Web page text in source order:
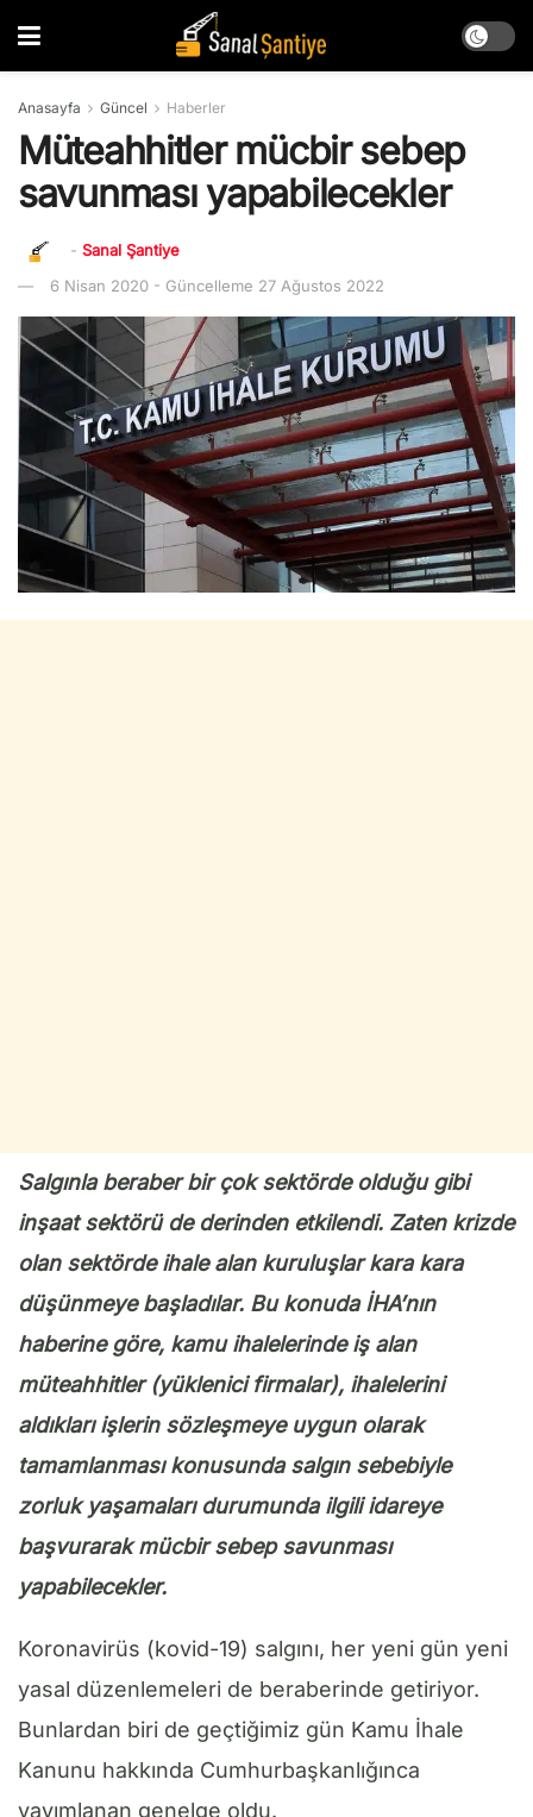
Anasayfa Güncel Haberler
Müteahhitler mücbir sebep
savunması yapabilecekler
- Sanal Şantiye
6 Nisan 2020 - Güncelleme 27 Ağustos 2022
Salgınla beraber bir çok sektörde olduğu gibi
inşaat sektörü de derinden etkilendi. Zaten krizde
olan sektörde ihale alan kuruluşlar kara kara
düşünmeye başladılar. Bu konuda İHA’nın
haberine göre, kamu ihalelerinde iş alan
müteahhitler (yüklenici firmalar), ihalelerini
aldıkları işlerin sözleşmeye uygun olarak
tamamlanması konusunda salgın sebebiyle
zorluk yaşamaları durumunda ilgili idareye
başvurarak mücbir sebep savunması
yapabilecekler.
Koronavirüs (kovid-19) salgını, her yeni gün yeni
yasal düzenlemeleri de beraberinde getiriyor.
Bunlardan biri de geçtiğimiz gün Kamu İhale
Kanunu hakkında Cumhurbaşkanlığınca
yayımlanan genelge oldu.